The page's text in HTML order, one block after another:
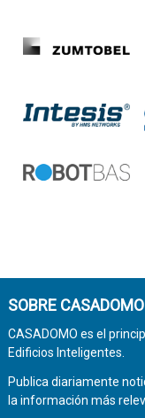
SOBRE CASADOMO
CASADOMO es el
Edificios Inteligentes.
Publica diariamente
la información más